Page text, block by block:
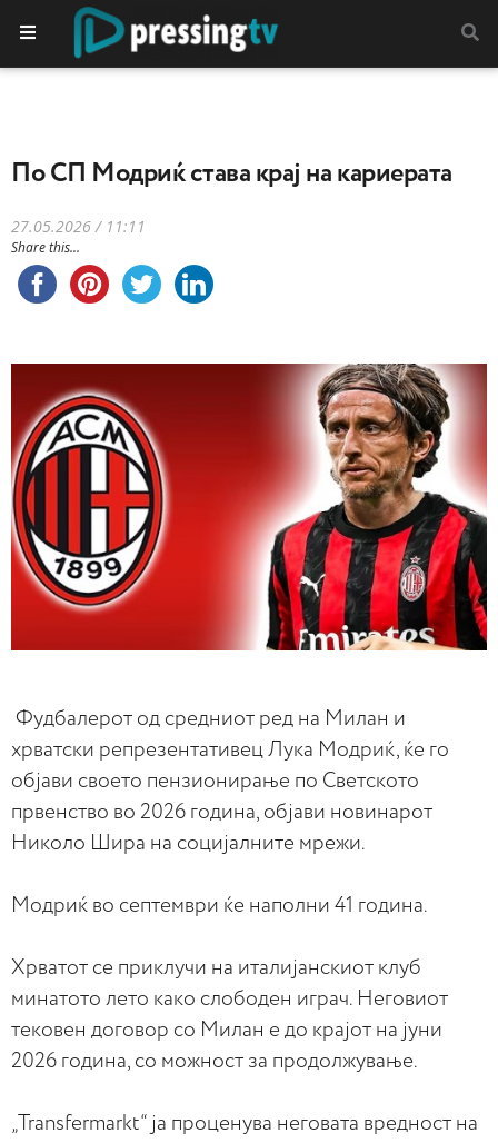
По СП Модриќ става крај на кариерата
27.05.2026 / 11:11
Share this...
Фудбалерот од средниот ред на Милан и
хрватски репрезентативец Лука Модриќ, ќе го
објави своето пензионирање по Светското
првенство во 2026 година, објави новинарот
Николо Шира на социјалните мрежи.
Модриќ во септември ќе наполни 41 година.
Хрватот се приклучи на италијанскиот клуб
минатото лето како слободен играч. Неговиот
тековен договор со Милан е до крајот на јуни
2026 година, со можност за продолжување.
„Transfermarkt“ ја проценува неговата вредност на